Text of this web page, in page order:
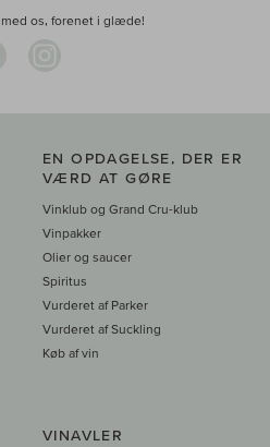
os, forenet i glæde!
EN OPDAGELSE, DER ER
VÆRD AT GØRE
Vinklub og Grand Cru-klub
Vinpakker
Olier og saucer
Spiritus
Vurderet af Parker
Vurderet af Suckling
Køb af vin
VINAVLER